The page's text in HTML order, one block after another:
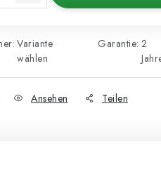
Variante
wählen
Garantie: 2
Ansehen Teilen